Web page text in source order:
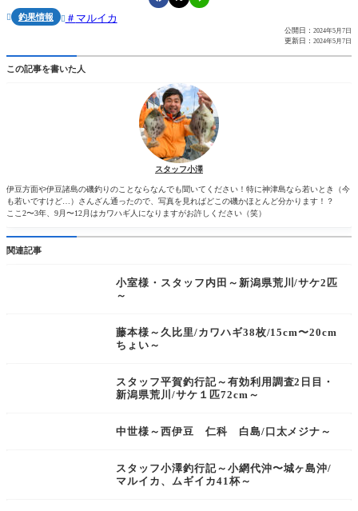
 釣果情報  マルイカ
公開日： 2024年5月7日
更新日： 2024年5月7日
この記事を書いた人
スタッフ小澤
伊豆方面や伊豆諸島の磯釣りのことならなんでも聞いてください！特に神津島なら若いとき（今
も若いですけど…）さんざん通ったので、写真を見ればどこの磯かほとんど分かります！？
ここ2〜3年、9月〜12月はカワハギ人になりますがお許しください（笑）
関連記事
小室様・スタッフ内田～新潟県荒川/サケ2匹
～
藤本様～久比里/カワハギ38枚/15cm〜20cm
ちょい～
スタッフ平賀釣行記～有効利用調査2日目・
新潟県荒川/サケ１匹72cm～
中世様～西伊豆 仁科 白島/口太メジナ～
スタッフ小澤釣行記～小網代沖〜城ヶ島沖/
マルイカ、ムギイカ41杯～